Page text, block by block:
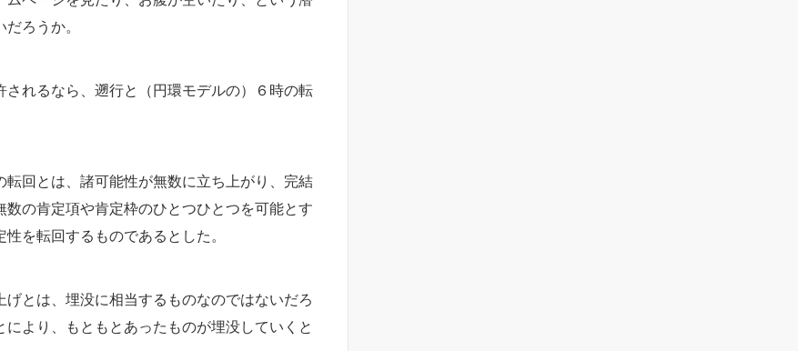
ろうか。
れるなら、遡行と（円環モデルの）６時の転
回とは、諸可能性が無数に立ち上がり、完結
数の肯定項や肯定枠のひとつひとつを可能とす
を転回するものであるとした。
とは、埋没に相当するものなのではないだろ
より、もともとあったものが埋没していくと